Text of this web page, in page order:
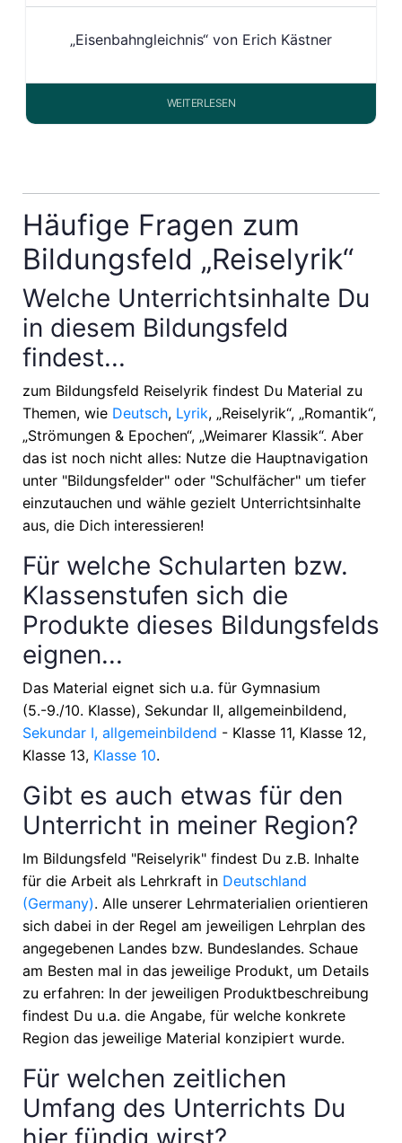
„Eisenbahngleichnis“ von Erich Kästner
WEITERLESEN
Häufige Fragen zum
Bildungsfeld „Reiselyrik“
Welche Unterrichtsinhalte Du
in diesem Bildungsfeld
findest...
zum Bildungsfeld Reiselyrik findest Du Material zu
Themen, wie Deutsch, Lyrik, „Reiselyrik“, „Romantik“,
„Strömungen & Epochen“, „Weimarer Klassik“. Aber
das ist noch nicht alles: Nutze die Hauptnavigation
unter "Bildungsfelder" oder "Schulfächer" um tiefer
einzutauchen und wähle gezielt Unterrichtsinhalte
aus, die Dich interessieren!
Für welche Schularten bzw.
Klassenstufen sich die
Produkte dieses Bildungsfelds
eignen...
Das Material eignet sich u.a. für Gymnasium
(5.-9./10. Klasse), Sekundar II, allgemeinbildend,
Sekundar I, allgemeinbildend - Klasse 11, Klasse 12,
Klasse 13, Klasse 10.
Gibt es auch etwas für den
Unterricht in meiner Region?
Im Bildungsfeld "Reiselyrik" findest Du z.B. Inhalte
für die Arbeit als Lehrkraft in Deutschland
(Germany). Alle unserer Lehrmaterialien orientieren
sich dabei in der Regel am jeweiligen Lehrplan des
angegebenen Landes bzw. Bundeslandes. Schaue
am Besten mal in das jeweilige Produkt, um Details
zu erfahren: In der jeweiligen Produktbeschreibung
findest Du u.a. die Angabe, für welche konkrete
Region das jeweilige Material konzipiert wurde.
Für welchen zeitlichen
Umfang des Unterrichts Du